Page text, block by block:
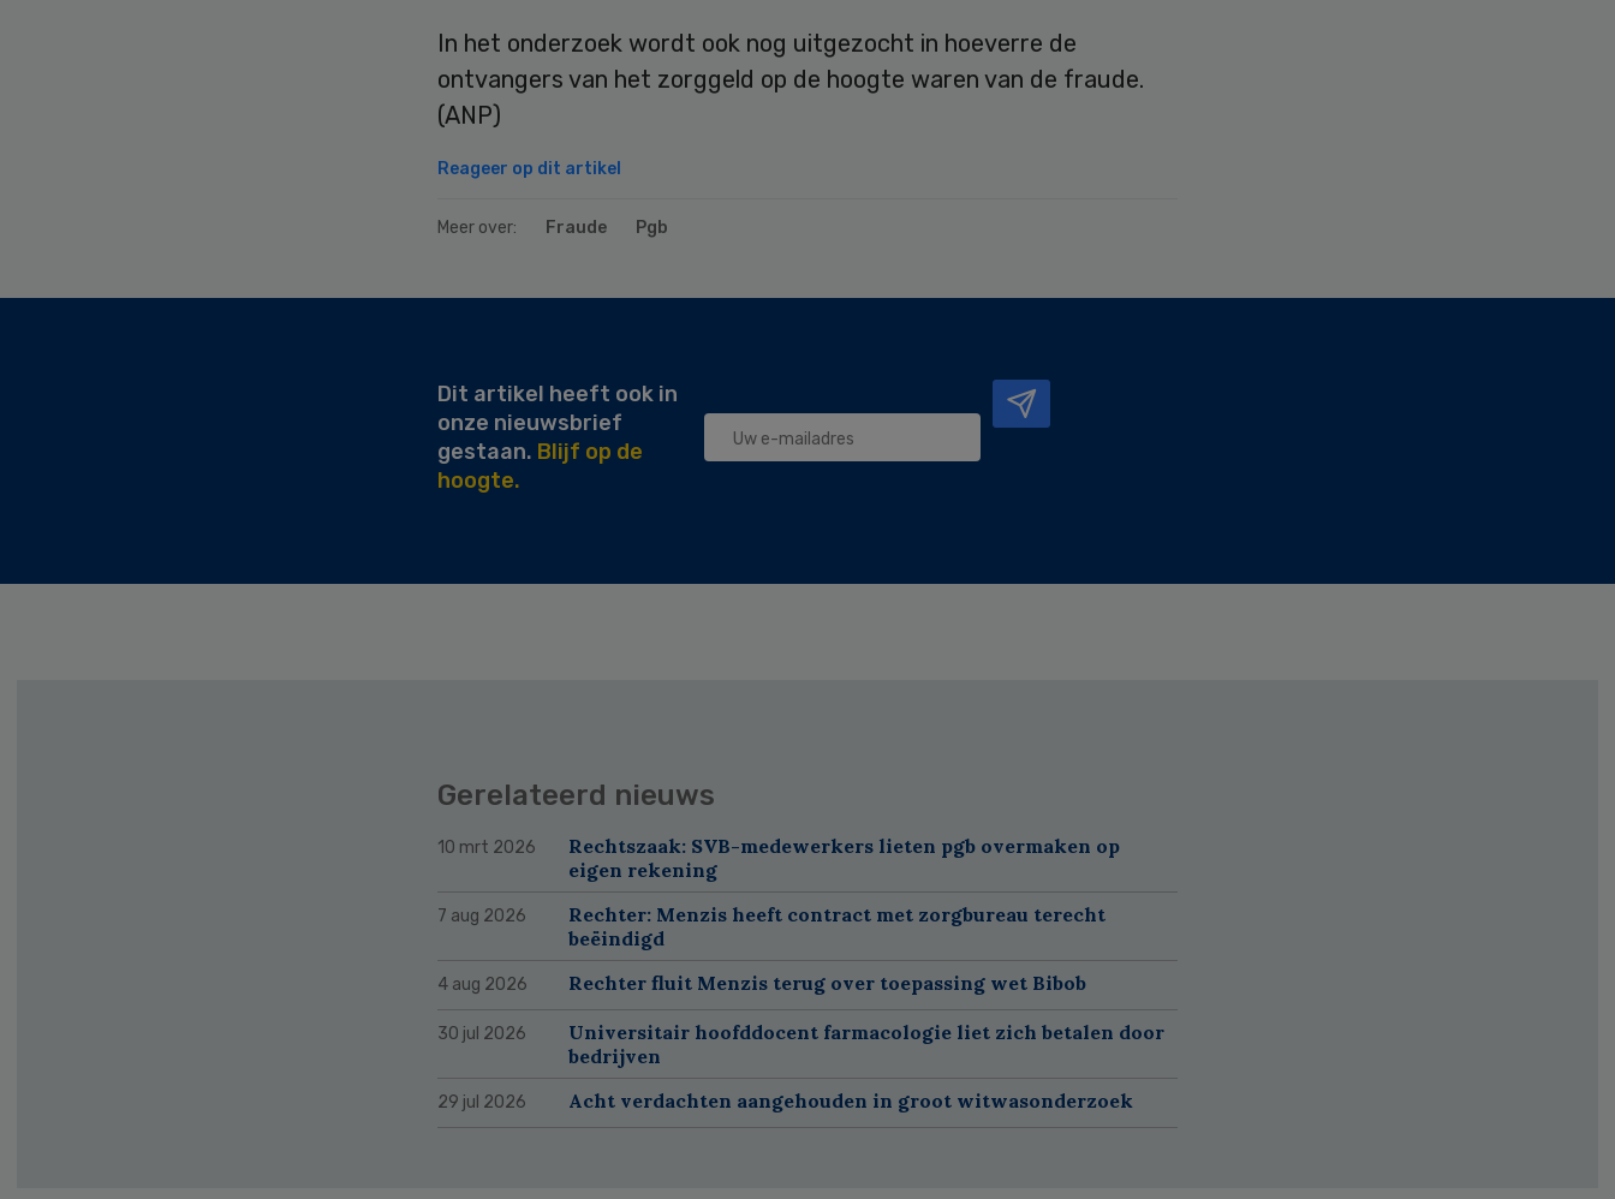
In het onderzoek wordt ook nog uitgezocht in hoeverre de
ontvangers van het zorggeld op de hoogte waren van de fraude.
(ANP)
Reageer op dit artikel
Meer over: Fraude Pgb
Dit artikel heeft ook in
onze nieuwsbrief
gestaan. Blijf op de
hoogte.
Gerelateerd nieuws
10 mrt 2026
Rechtszaak: SVB-medewerkers lieten pgb overmaken op
eigen rekening
7 aug 2026
Rechter: Menzis heeft contract met zorgbureau terecht
beëindigd
4 aug 2026 Rechter fluit Menzis terug over toepassing wet Bibob
30 jul 2026
Universitair hoofddocent farmacologie liet zich betalen door
bedrijven
29 jul 2026 Acht verdachten aangehouden in groot witwasonderzoek